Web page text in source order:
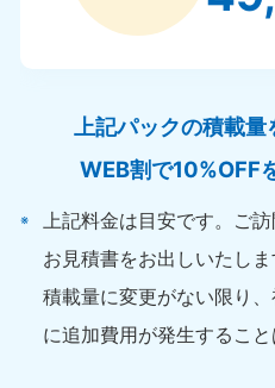
上記パックの積載量
WEB割で10%OFF
上記料金は目安です。ご
お見積書をお出しいたしま
積載量に変更がない限り
に追加費用が発生すること